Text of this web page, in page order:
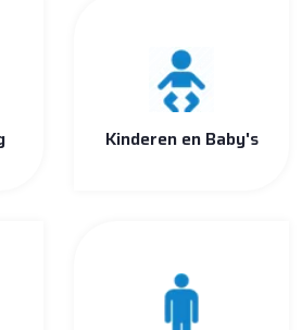
Kinderen en Baby's